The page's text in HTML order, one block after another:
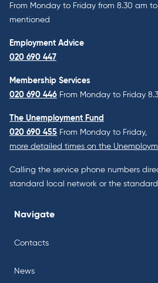
From Monday to Friday from 8.30 am
mentioned
Employment Advice
020 690 447
Membership Services
020 690 446 From Monday to Friday
The Unemployment Fund
020 690 455 From Monday to Friday,
more detailed times on the
Calling the service phone numbers
standard local network or the
Navigate
Contacts
News